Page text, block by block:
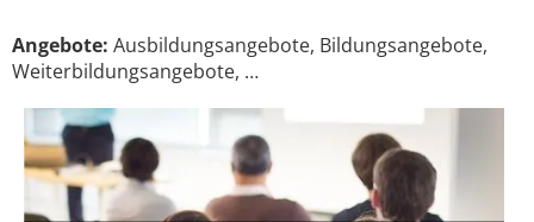
Angebote: Ausbildungsangebote, Bildungsangebote,
Weiterbildungsangebote, …